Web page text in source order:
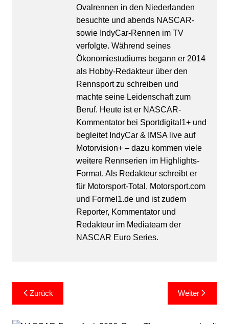
Ovalrennen in den Niederlanden
besuchte und abends NASCAR-
sowie IndyCar-Rennen im TV
verfolgte. Während seines
Ökonomiestudiums begann er 2014
als Hobby-Redakteur über den
Rennsport zu schreiben und
machte seine Leidenschaft zum
Beruf. Heute ist er NASCAR-
Kommentator bei Sportdigital1+ und
begleitet IndyCar & IMSA live auf
Motorvision+ – dazu kommen viele
weitere Rennserien im Highlights-
Format. Als Redakteur schreibt er
für Motorsport-Total, Motorsport.com
und Formel1.de und ist zudem
Reporter, Kommentator und
Redakteur im Mediateam der
NASCAR Euro Series.
Beitragsnavigation
Zurück Weiter